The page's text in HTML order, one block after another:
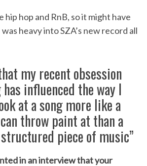
hip hop and RnB, so it might have
heavy into SZA’s new record all
my recent obsession
influenced the way I
at a song more like a
throw paint at than a
piece of music”
in an interview that your